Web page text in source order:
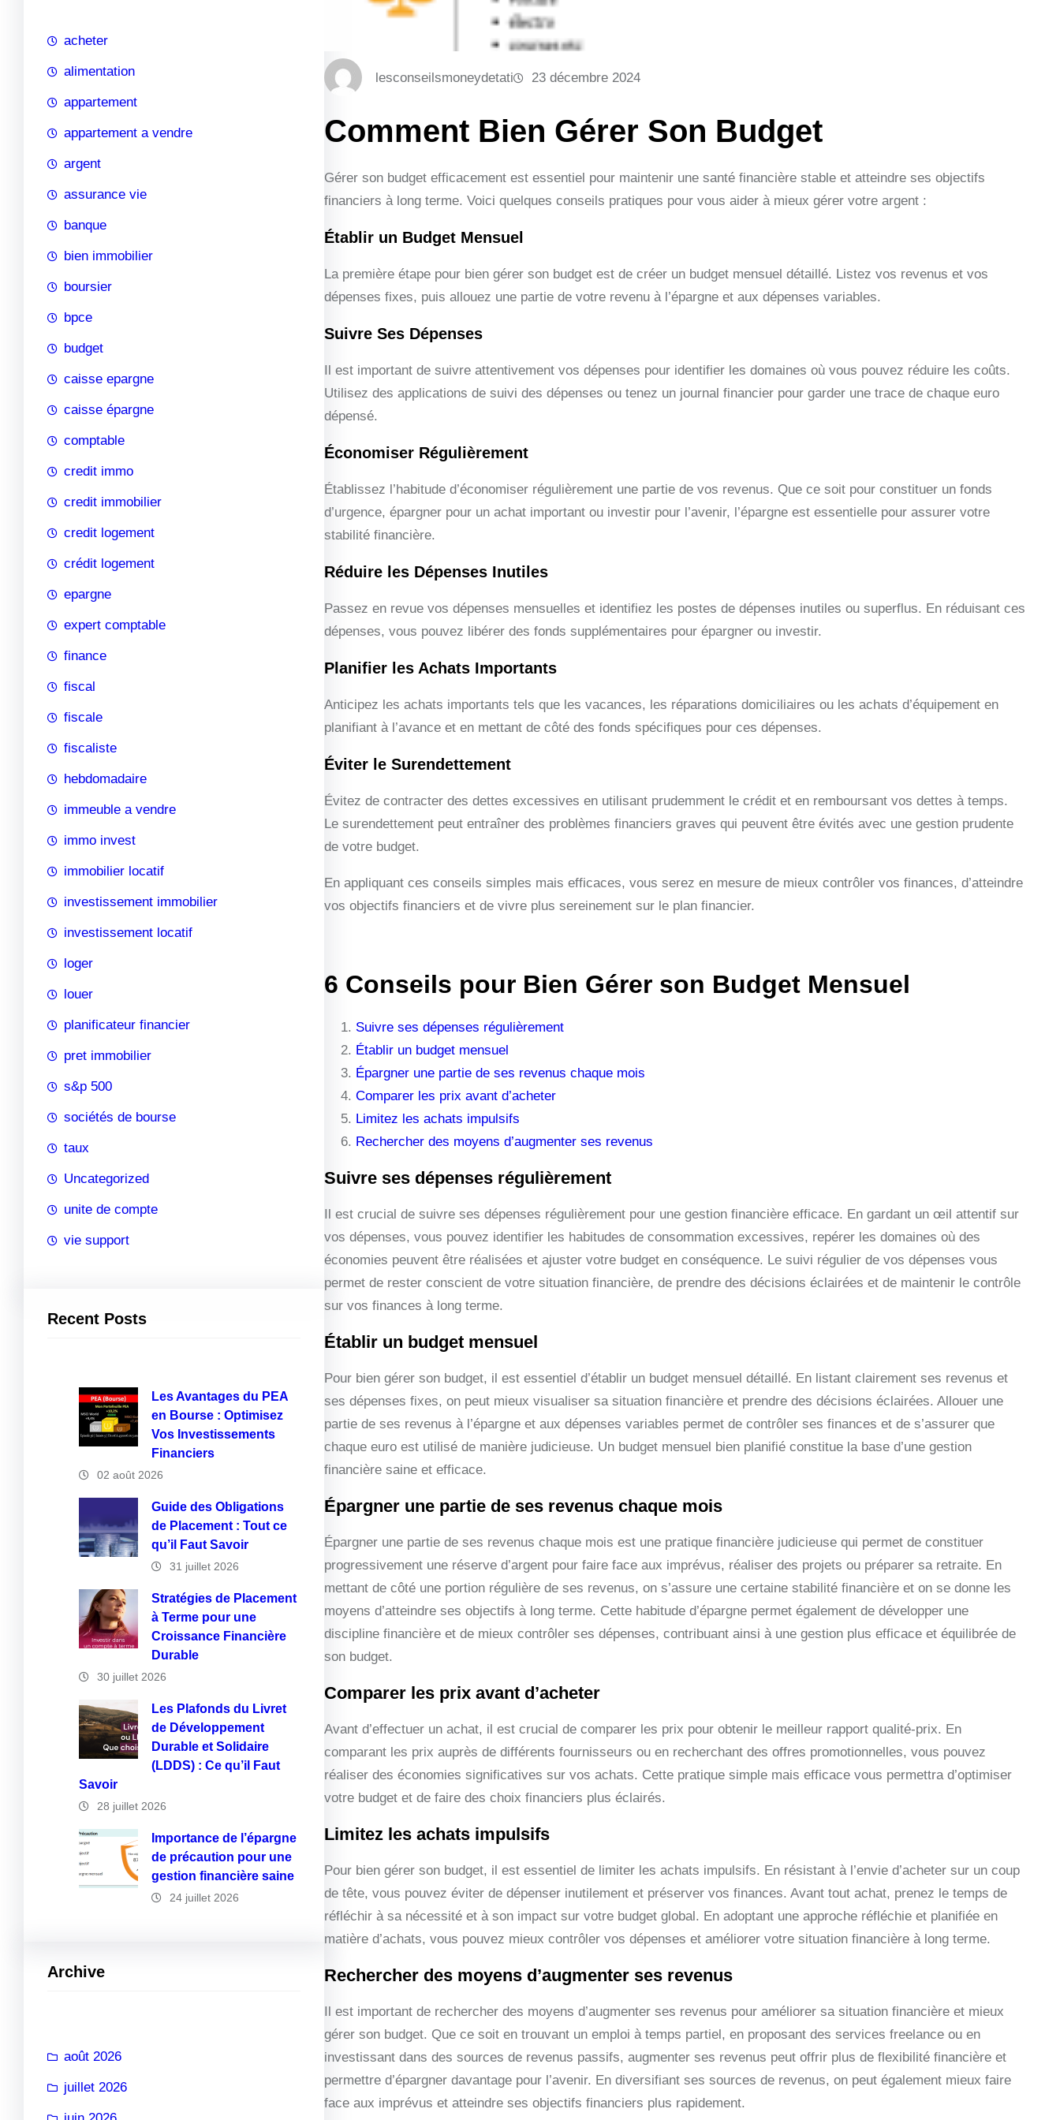
h
acheter
alimentation
appartement
appartement a vendre
argent
assurance vie
banque
bien immobilier
boursier
bpce
budget
caisse epargne
caisse épargne
comptable
credit immo
credit immobilier
credit logement
crédit logement
epargne
expert comptable
finance
fiscal
fiscale
fiscaliste
hebdomadaire
immeuble a vendre
immo invest
immobilier locatif
investissement immobilier
investissement locatif
loger
louer
planificateur financier
pret immobilier
s&p 500
sociétés de bourse
taux
Uncategorized
unite de compte
vie support
Recent Posts
Les Avantages du PEA
en Bourse : Optimisez
Vos Investissements
Financiers
02 août 2026
Guide des Obligations
de Placement : Tout ce
qu’il Faut Savoir
31 juillet 2026
Stratégies de Placement
à Terme pour une
Croissance Financière
Durable
30 juillet 2026
Les Plafonds du Livret
de Développement
Durable et Solidaire
(LDDS) : Ce qu’il Faut
Savoir
28 juillet 2026
Importance de l’épargne
de précaution pour une
gestion financière saine
24 juillet 2026
Archive
août 2026
juillet 2026
lesconseilsmoneydetati 23 décembre 2024
Comment Bien Gérer Son Budget
Gérer son budget efficacement est essentiel pour maintenir une santé financière stable et atteindre ses objectifs
financiers à long terme. Voici quelques conseils pratiques pour vous aider à mieux gérer votre argent :
Établir un Budget Mensuel
La première étape pour bien gérer son budget est de créer un budget mensuel détaillé. Listez vos revenus et vos
dépenses fixes, puis allouez une partie de votre revenu à l’épargne et aux dépenses variables.
Suivre Ses Dépenses
Il est important de suivre attentivement vos dépenses pour identifier les domaines où vous pouvez réduire les coûts.
Utilisez des applications de suivi des dépenses ou tenez un journal financier pour garder une trace de chaque euro
dépensé.
Économiser Régulièrement
Établissez l’habitude d’économiser régulièrement une partie de vos revenus. Que ce soit pour constituer un fonds
d’urgence, épargner pour un achat important ou investir pour l’avenir, l’épargne est essentielle pour assurer votre
stabilité financière.
Réduire les Dépenses Inutiles
Passez en revue vos dépenses mensuelles et identifiez les postes de dépenses inutiles ou superflus. En réduisant ces
dépenses, vous pouvez libérer des fonds supplémentaires pour épargner ou investir.
Planifier les Achats Importants
Anticipez les achats importants tels que les vacances, les réparations domiciliaires ou les achats d’équipement en
planifiant à l’avance et en mettant de côté des fonds spécifiques pour ces dépenses.
Éviter le Surendettement
Évitez de contracter des dettes excessives en utilisant prudemment le crédit et en remboursant vos dettes à temps.
Le surendettement peut entraîner des problèmes financiers graves qui peuvent être évités avec une gestion prudente
de votre budget.
En appliquant ces conseils simples mais efficaces, vous serez en mesure de mieux contrôler vos finances, d’atteindre
vos objectifs financiers et de vivre plus sereinement sur le plan financier.
6 Conseils pour Bien Gérer son Budget Mensuel
Suivre ses dépenses régulièrement
Établir un budget mensuel
Épargner une partie de ses revenus chaque mois
Comparer les prix avant d’acheter
Limitez les achats impulsifs
Rechercher des moyens d’augmenter ses revenus
Suivre ses dépenses régulièrement
Il est crucial de suivre ses dépenses régulièrement pour une gestion financière efficace. En gardant un œil attentif sur
vos dépenses, vous pouvez identifier les habitudes de consommation excessives, repérer les domaines où des
économies peuvent être réalisées et ajuster votre budget en conséquence. Le suivi régulier de vos dépenses vous
permet de rester conscient de votre situation financière, de prendre des décisions éclairées et de maintenir le contrôle
sur vos finances à long terme.
Établir un budget mensuel
Pour bien gérer son budget, il est essentiel d’établir un budget mensuel détaillé. En listant clairement ses revenus et
ses dépenses fixes, on peut mieux visualiser sa situation financière et prendre des décisions éclairées. Allouer une
partie de ses revenus à l’épargne et aux dépenses variables permet de contrôler ses finances et de s’assurer que
chaque euro est utilisé de manière judicieuse. Un budget mensuel bien planifié constitue la base d’une gestion
financière saine et efficace.
Épargner une partie de ses revenus chaque mois
Épargner une partie de ses revenus chaque mois est une pratique financière judicieuse qui permet de constituer
progressivement une réserve d’argent pour faire face aux imprévus, réaliser des projets ou préparer sa retraite. En
mettant de côté une portion régulière de ses revenus, on s’assure une certaine stabilité financière et on se donne les
moyens d’atteindre ses objectifs à long terme. Cette habitude d’épargne permet également de développer une
discipline financière et de mieux contrôler ses dépenses, contribuant ainsi à une gestion plus efficace et équilibrée de
son budget.
Comparer les prix avant d’acheter
Avant d’effectuer un achat, il est crucial de comparer les prix pour obtenir le meilleur rapport qualité-prix. En
comparant les prix auprès de différents fournisseurs ou en recherchant des offres promotionnelles, vous pouvez
réaliser des économies significatives sur vos achats. Cette pratique simple mais efficace vous permettra d’optimiser
votre budget et de faire des choix financiers plus éclairés.
Limitez les achats impulsifs
Pour bien gérer son budget, il est essentiel de limiter les achats impulsifs. En résistant à l’envie d’acheter sur un coup
de tête, vous pouvez éviter de dépenser inutilement et préserver vos finances. Avant tout achat, prenez le temps de
réfléchir à sa nécessité et à son impact sur votre budget global. En adoptant une approche réfléchie et planifiée en
matière d’achats, vous pouvez mieux contrôler vos dépenses et améliorer votre situation financière à long terme.
Rechercher des moyens d’augmenter ses revenus
Il est important de rechercher des moyens d’augmenter ses revenus pour améliorer sa situation financière et mieux
gérer son budget. Que ce soit en trouvant un emploi à temps partiel, en proposant des services freelance ou en
investissant dans des sources de revenus passifs, augmenter ses revenus peut offrir plus de flexibilité financière et
permettre d’épargner davantage pour l’avenir. En diversifiant ses sources de revenus, on peut également mieux faire
face aux imprévus et atteindre ses objectifs financiers plus rapidement.